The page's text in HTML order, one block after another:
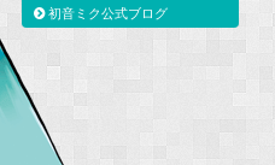
初音ミク公式ブログ